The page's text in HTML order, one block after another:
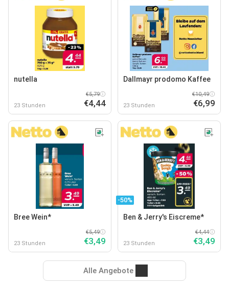
nutella
23 Stunden
€5,79
€4,44
Dallmayr prodomo Kaffee
23 Stunden
€10,49
€6,99
Bree Wein*
23 Stunden
€5,49
€3,49
-50%
Ben & Jerry's Eiscreme*
23 Stunden
€4,44
€3,49
Alle Angebote